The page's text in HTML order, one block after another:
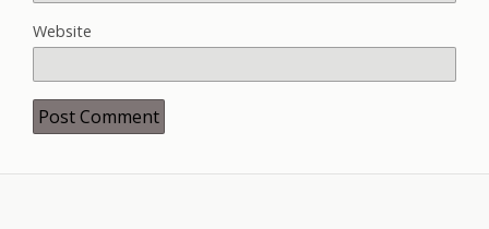
Website